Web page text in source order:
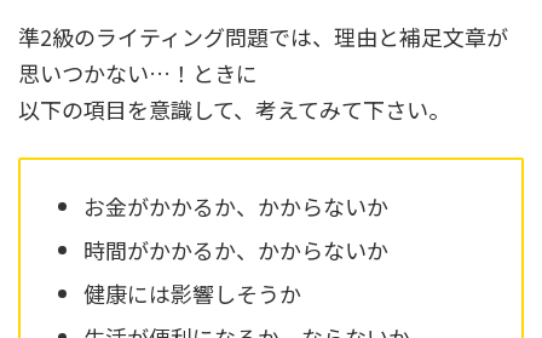
準2級のライティング問題では、理由と補足文章が
思いつかない…！ときに
以下の項目を意識して、考えてみて下さい。
お金がかかるか、かからないか
時間がかかるか、かからないか
健康には影響しそうか